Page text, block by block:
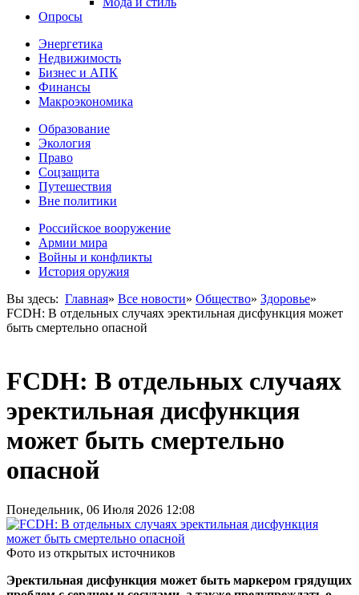
Опросы
Энергетика
Недвижимость
Бизнес и АПК
Финансы
Макроэкономика
Образование
Экология
Право
Соцзащита
Путешествия
Вне политики
Российское вооружение
Армии мира
Войны и конфликты
История оружия
Вы здесь: Главная» Все новости» Общество» Здоровье»
FCDH: В отдельных случаях эректильная дисфункция может
быть смертельно опасной
FCDH: В отдельных случаях
эректильная дисфункция
может быть смертельно
опасной
Понедельник, 06 Июля 2026 12:08
Фото из открытых источников
Эректильная дисфункция может быть маркером грядущих